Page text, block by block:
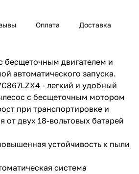
Оплата Доставка
двигателем и
автоматического запуска.
- легкий и удобный
с бесщеточным мотором
при транспортировке и
от двух 18-вольтовых батарей
устойчивость к пыли
система